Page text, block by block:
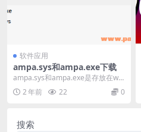
软件应用
ampa.sys和ampa.exe下载
ampa.sys和ampa.exe是存放在win
dows操作系统下的一款重要的系...
2 年前 22 0
搜索